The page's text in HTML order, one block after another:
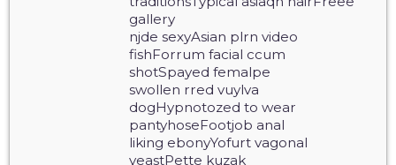
gallery
njde sexyAsian plrn video
fishForrum facial ccum
shotSpayed femalpe
swollen rred vuylva
dogHypnotozed to wear
pantyhoseFootjob anal
liking ebonyYofurt vagonal
yeastPette kuzak